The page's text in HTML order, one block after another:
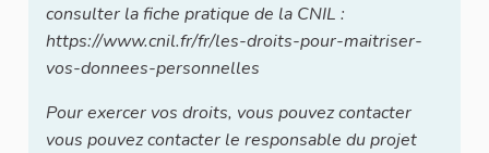
consulter la fiche pratique de la CNIL :
https://www.cnil.fr/fr/les-droits-pour-maitriser-
vos-donnees-personnelles
Pour exercer vos droits, vous pouvez contacter
vous pouvez contacter le responsable du projet